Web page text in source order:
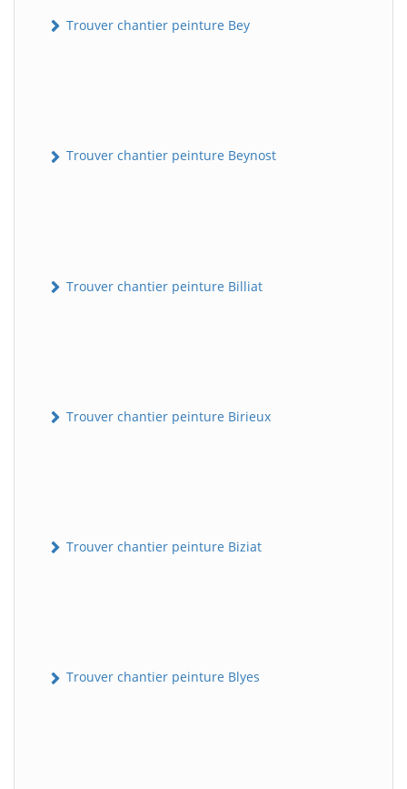
Trouver chantier peinture Bey
Trouver chantier peinture Beynost
Trouver chantier peinture Billiat
Trouver chantier peinture Birieux
Trouver chantier peinture Biziat
Trouver chantier peinture Blyes